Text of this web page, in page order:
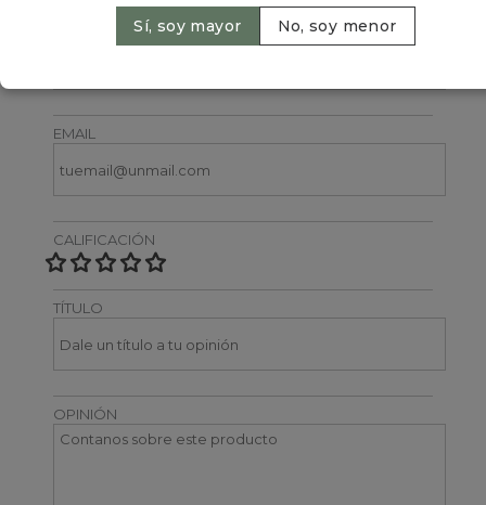
EMAIL
CALIFICACIÓN
TÍTULO
OPINIÓN